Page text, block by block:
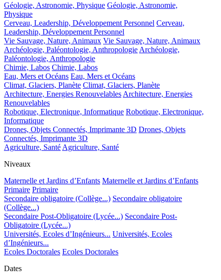
Géologie, Astronomie, Physique Géologie, Astronomie,
Physique
Cerveau, Leadership, Développement Personnel Cerveau,
Leadership, Développement Personnel
Vie Sauvage, Nature, Animaux Vie Sauvage, Nature, Animaux
Archéologie, Paléontologie, Anthropologie Archéologie,
Paléontologie, Anthropologie
Chimie, Labos Chimie, Labos
Eau, Mers et Océans Eau, Mers et Océans
Climat, Glaciers, Planète Climat, Glaciers, Planète
Architecture, Energies Renouvelables Architecture, Energies
Renouvelables
Robotique, Electronique, Informatique Robotique, Electronique,
Informatique
Drones, Objets Connectés, Imprimante 3D Drones, Objets
Connectés, Imprimante 3D
Agriculture, Santé Agriculture, Santé
Niveaux
Maternelle et Jardins d’Enfants Maternelle et Jardins d’Enfants
Primaire Primaire
Secondaire obligatoire (Collège...) Secondaire obligatoire
(Collège...)
Secondaire Post-Obligatoire (Lycée...) Secondaire Post-
Obligatoire (Lycée...)
Universités, Ecoles d’Ingénieurs... Universités, Ecoles
d’Ingénieurs...
Ecoles Doctorales Ecoles Doctorales
Dates